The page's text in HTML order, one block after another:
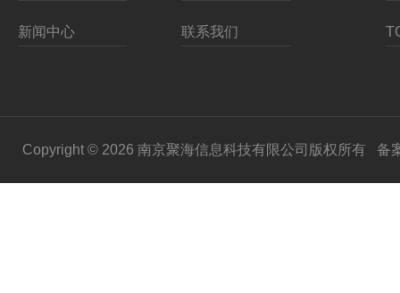
新闻中心 联系我们
Copyright © 2026 南京聚海信息科技有限公司版权所有 备